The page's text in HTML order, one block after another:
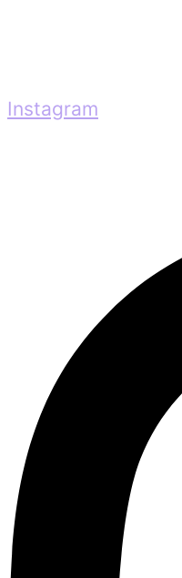
Instagram